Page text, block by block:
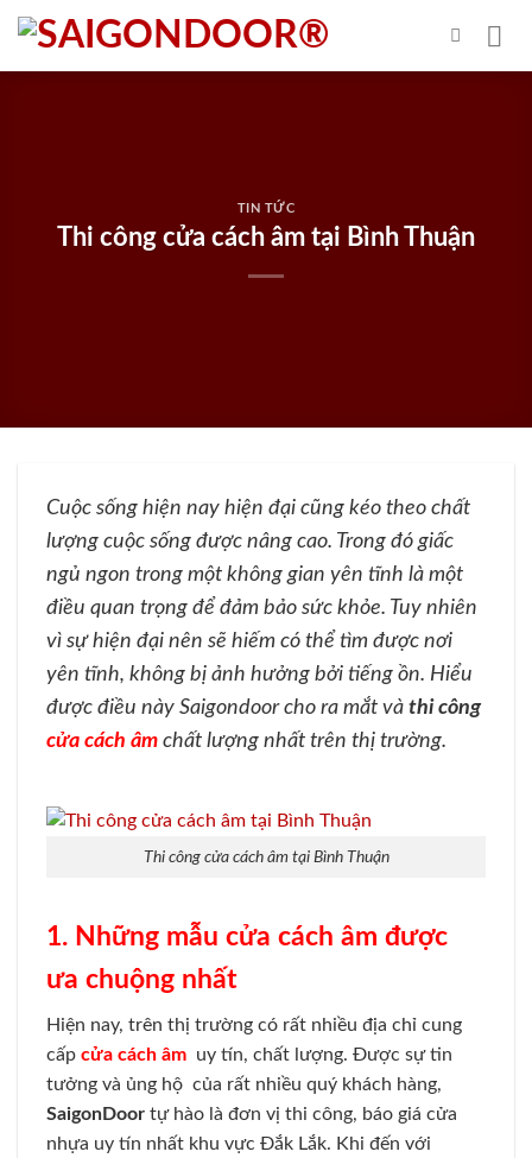
Skip
content
TIN TỨC
Thi công cửa cách âm tại Bình Thuận
Cuộc sống hiện nay hiện đại cũng kéo theo chất
lượng cuộc sống được nâng cao. Trong đó giấc
ngủ ngon trong một không gian yên tĩnh là một
điều quan trọng để đảm bảo sức khỏe. Tuy nhiên
vì sự hiện đại nên sẽ hiếm có thể tìm được nơi
yên tĩnh, không bị ảnh hưởng bởi tiếng ồn. Hiểu
được điều này Saigondoor cho ra mắt và thi công
cửa cách âm chất lượng nhất trên thị trường.
Thi công cửa cách âm tại Bình Thuận
1. Những mẫu cửa cách âm được
ưa chuộng nhất
Hiện nay, trên thị trường có rất nhiều địa chỉ cung
cấp cửa cách âm uy tín, chất lượng. Được sự tin
tưởng và ủng hộ của rất nhiều quý khách hàng,
SaigonDoor tự hào là đơn vị thi công, báo giá cửa
nhựa uy tín nhất khu vực Đắk Lắk. Khi đến với